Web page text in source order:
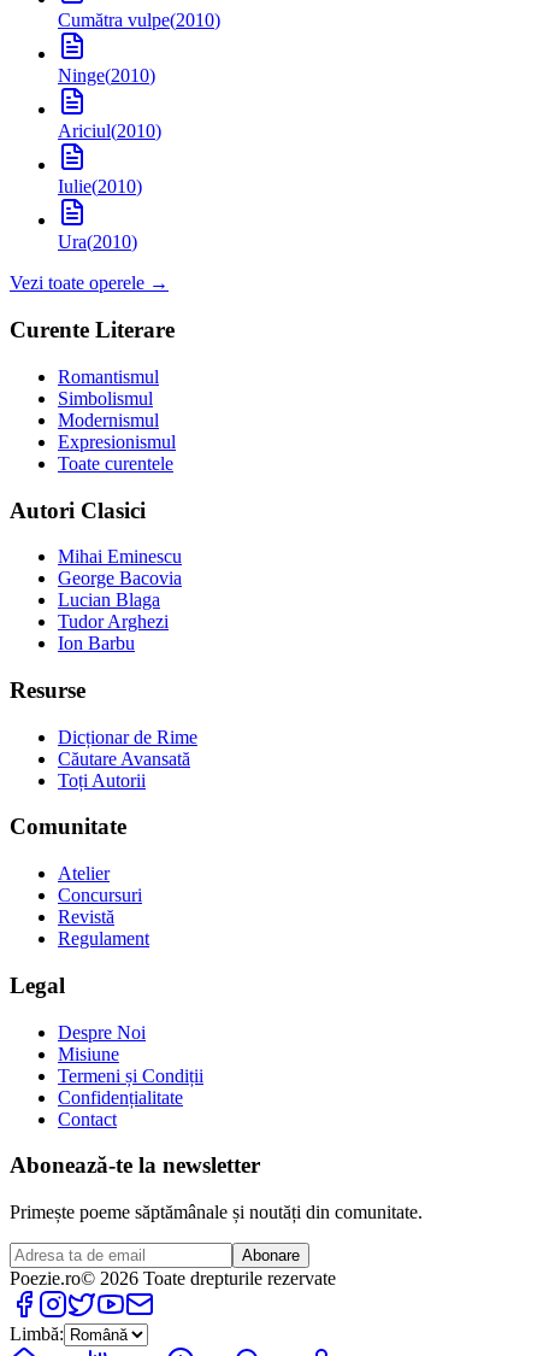
Cumătra vulpe(2010)
Ninge(2010)
Ariciul(2010)
Iulie(2010)
Ura(2010)
Vezi toate operele →
Curente Literare
Romantismul
Simbolismul
Modernismul
Expresionismul
Toate curentele
Autori Clasici
Mihai Eminescu
George Bacovia
Lucian Blaga
Tudor Arghezi
Ion Barbu
Resurse
Dicționar de Rime
Căutare Avansată
Toți Autorii
Comunitate
Atelier
Concursuri
Revistă
Regulament
Legal
Despre Noi
Misiune
Termeni și Condiții
Confidențialitate
Contact
Abonează-te la newsletter
Primește poeme săptămânale și noutăți din comunitate.
Abonare
Poezie.ro© 2026 Toate drepturile rezervate
Limbă: